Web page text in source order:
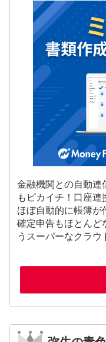
金融機関との自動連
もピカイチ！口座連
ほぼ自動的に帳簿が
確定申告もほとんど
うスーパーなクラウ